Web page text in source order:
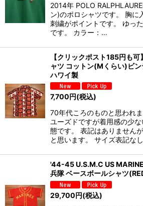
2014年 POLO
ン)のポロシャツです。 胸に
刺繍がポイントです。 ゆっ
です。 カラー：…
【クリックポスト185円も
ャツ コットン(Mくらい)ビ
ハワイ製
7,700円(税込)
70年代ころのものと思われ
ユーズドですが着用感の少
態です。 表記はありません
と思います。 サイズ表記な
'44-45 U.S.M.C US
兵隊 ベースボールシャツ
29,700円(税込)